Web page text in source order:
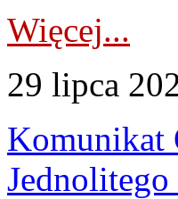
Więcej...
29 lipca
Komunikat